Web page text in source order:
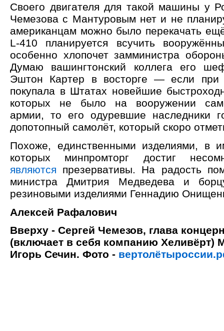
Своего двигателя для такой машины у
Чемезова с Мантуровым нет и не
американцам можно было перекачать
L-410 планируется всучить
особенно хлопочет замминистра
Думаю вашингтонский коллега его
Эштон Картер в восторге — если при
покупала в Штатах новейшие
которых не было на вооружении
армии, то его одуревшие наследники
допотопный самолёт, который скоро
Похоже, единственными изделиями, в
которых минпромторг достиг
являются презервативы. На радость
министра Дмитрия Медведева и
резиновыми изделиями Геннадию
Алексей Рафалович
Вверху - Сергей Чемезов, глава
(включает в себя компанию Хеливёрт)
Игорь Сечин. Фото -